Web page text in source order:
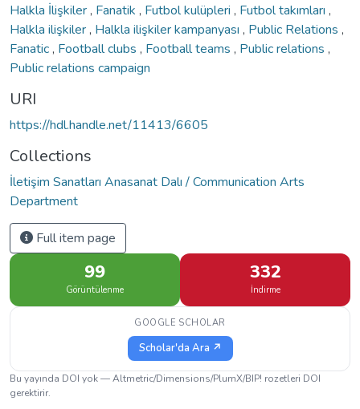
Halkla İlişkiler, Fanatik , Futbol kulüpleri , Futbol takımları ,
Halkla ilişkiler, Halkla ilişkiler kampanyası , Public Relations ,
Fanatic, Football clubs , Football teams , Public relations ,
Public relations campaign
URI
https://hdl.handle.net/11413/6605
Collections
İletişim Sanatları Anasanat Dalı / Communication Arts
Department
Full item page
99
Görüntülenme
332
İndirme
GOOGLE SCHOLAR
Scholar'da Ara ↗
Bu yayında DOI yok — Altmetric/Dimensions/PlumX/BIP! rozetleri DOI
gerektirir.